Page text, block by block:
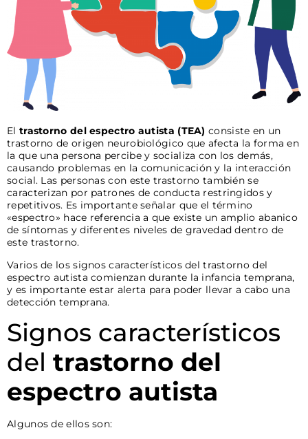
El trastorno del espectro autista (TEA) consiste en un
trastorno de origen neurobiológico que afecta la forma en
la que una persona percibe y socializa con los demás,
causando problemas en la comunicación y la interacción
social. Las personas con este trastorno también se
caracterizan por patrones de conducta restringidos y
repetitivos. Es importante señalar que el término
«espectro» hace referencia a que existe un amplio abanico
de síntomas y diferentes niveles de gravedad dentro de
este trastorno.
Varios de los signos característicos del trastorno del
espectro autista comienzan durante la infancia temprana,
y es importante estar alerta para poder llevar a cabo una
detección temprana.
Signos característicos
del trastorno del
espectro autista
Algunos de ellos son: